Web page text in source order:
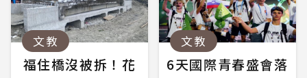
文教
福住橋沒被拆！花
文教
6天國際青春盛會落